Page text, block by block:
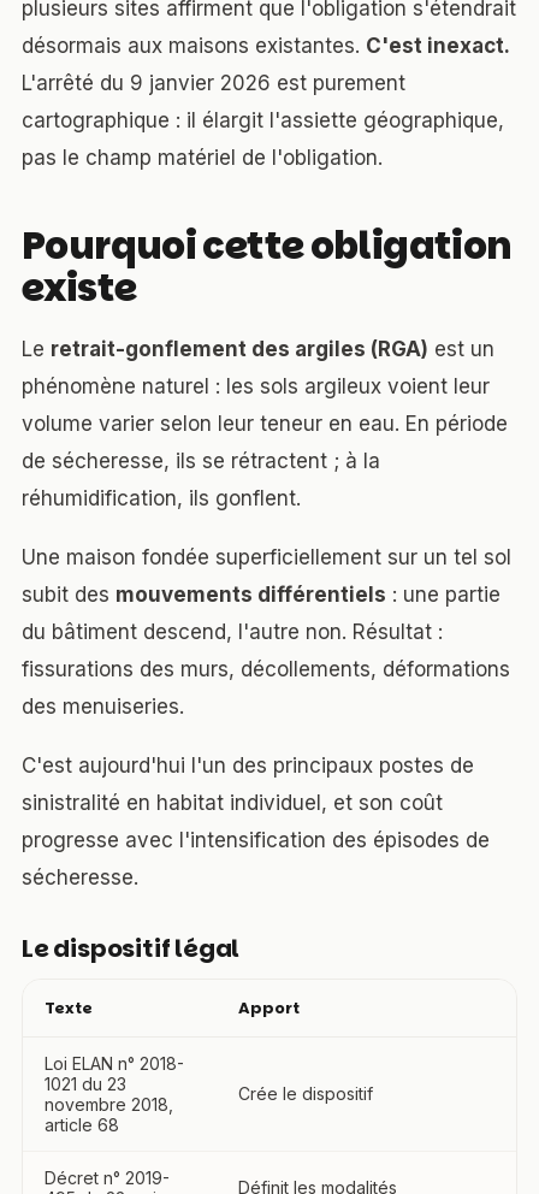
plusieurs sites affirment que l'obligation s'étendrait
désormais aux maisons existantes. C'est inexact.
L'arrêté du 9 janvier 2026 est purement
cartographique : il élargit l'assiette géographique,
pas le champ matériel de l'obligation.
Pourquoi cette obligation
existe
Le retrait-gonflement des argiles (RGA) est un
phénomène naturel : les sols argileux voient leur
volume varier selon leur teneur en eau. En période
de sécheresse, ils se rétractent ; à la
réhumidification, ils gonflent.
Une maison fondée superficiellement sur un tel sol
subit des mouvements différentiels : une partie
du bâtiment descend, l'autre non. Résultat :
fissurations des murs, décollements, déformations
des menuiseries.
C'est aujourd'hui l'un des principaux postes de
sinistralité en habitat individuel, et son coût
progresse avec l'intensification des épisodes de
sécheresse.
Le dispositif légal
Texte Apport
Loi ELAN n° 2018-
1021 du 23
novembre 2018,
article 68
Crée le dispositif
Décret n° 2019-
Définit les modalités